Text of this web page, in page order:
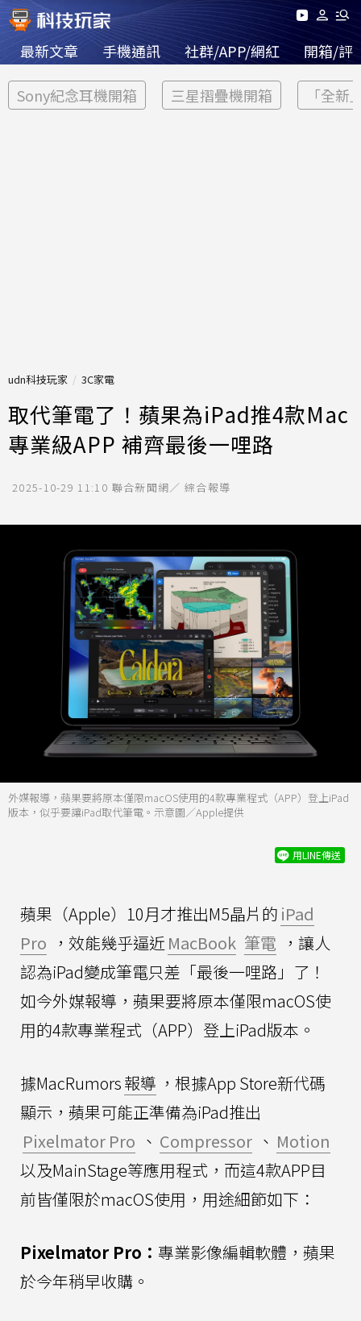
最新文章 手機通訊 社群/APP/網紅 開箱/評
Sony紀念耳機開箱 三星摺疊機開箱 「全新
udn科技玩家 3C家電
取代筆電了！蘋果為iPad推4款Mac
專業級APP 補齊最後一哩路
2025-10-29 11:10 聯合新聞網／ 綜合報導
外媒報導，蘋果要將原本僅限macOS使用的4款專業程式（APP）登上iPad
版本，似乎要讓iPad取代筆電。示意圖／Apple提供
用LINE傳送
蘋果（Apple）10月才推出M5晶片的 iPad
Pro ，效能幾乎逼近 MacBook 筆電 ，讓人
認為iPad變成筆電只差「最後一哩路」了！
如今外媒報導，蘋果要將原本僅限macOS使
用的4款專業程式（APP）登上iPad版本。
據MacRumors報導 ，根據App Store新代碼
顯示，蘋果可能正準備為iPad推出
Pixelmator Pro 、 Compressor 、 Motion
以及MainStage等應用程式，而這4款APP目
前皆僅限於macOS使用，用途細節如下：
Pixelmator Pro： 專業影像編輯軟體，蘋果
於今年稍早收購。